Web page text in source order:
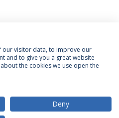
Termos & Condições
our visitor data, to improve our
and to give you a great website
the cookies we use open the
Deny